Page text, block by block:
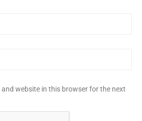
and website in this browser for the next